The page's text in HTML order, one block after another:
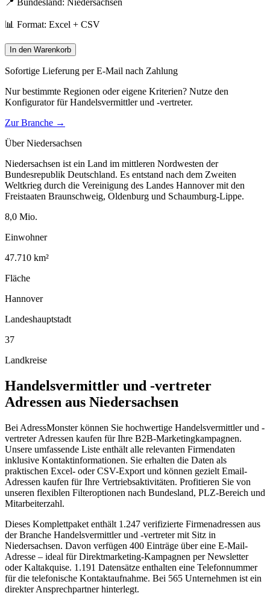
📊 Format: Excel + CSV
In den Warenkorb
Sofortige Lieferung per E-Mail nach Zahlung
Nur bestimmte Regionen oder eigene Kriterien? Nutze den
Konfigurator fürHandelsvermittler und -vertreter.
Zur Branche →
ÜberNiedersachsen
Niedersachsen ist ein Land im mittleren Nordwesten der
Bundesrepublik Deutschland. Es entstand nach dem Zweiten
Weltkrieg durch die Vereinigung des Landes Hannover mit den
Freistaaten Braunschweig, Oldenburg und Schaumburg-Lippe.
8,0 Mio.
Einwohner
47.710 km²
Fläche
Hannover
Landeshauptstadt
37
Landkreise
Handelsvermittler und -vertreter
Adressen aus Niedersachsen
Bei AdressMonster können Sie hochwertige Handelsvermittler und -
vertreter Adressen kaufen für Ihre B2B-Marketingkampagnen.
Unsere umfassende Liste enthält alle relevanten Firmendaten
inklusive Kontaktinformationen. Sie erhalten die Daten als
praktischen Excel- oder CSV-Export und können gezielt Email-
Adressen kaufen für Ihre Vertriebsaktivitäten. Profitieren Sie von
unseren flexiblen Filteroptionen nach Bundesland, PLZ-Bereich und
Mitarbeiterzahl.
Dieses Komplettpaket enthält 1.247 verifizierte Firmenadressen aus
der Branche Handelsvermittler und -vertretermit Sitz in
Niedersachsen. Davon verfügen 400 Einträge über eine E-Mail-
Adresse – ideal für Direktmarketing-Kampagnen per Newsletter
oder Kaltakquise. 1.191 Datensätze enthalten eine Telefonnummer
für die telefonische Kontaktaufnahme. Bei 565 Unternehmen ist ein
direkter Ansprechpartner hinterlegt.